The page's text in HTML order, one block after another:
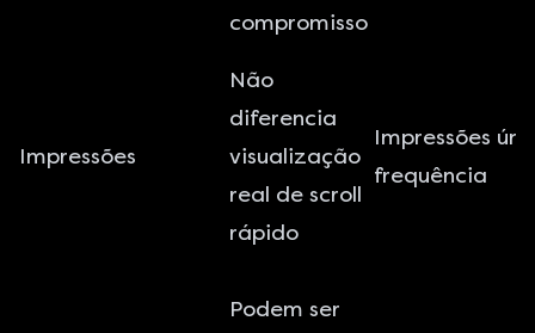
compromisso
Impressões
Não
diferencia
visualização
real de scroll
rápido
Impressões
frequência
Podem ser